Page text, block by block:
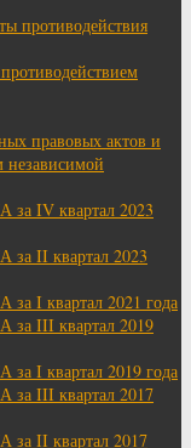
противодействия
правовых актов и
независимой
за IV квартал 2023
за II квартал 2023
I квартал 2021 года
за III квартал 2019
I квартал 2019 года
за III квартал 2017
за II квартал 2017